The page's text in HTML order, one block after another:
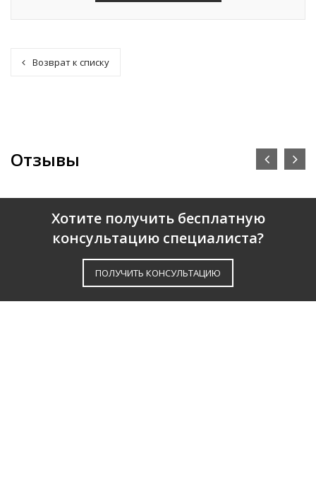
Возврат к списку
Отзывы
Хотите получить бесплатную
консультацию специалиста?
ПОЛУЧИТЬ КОНСУЛЬТАЦИЮ